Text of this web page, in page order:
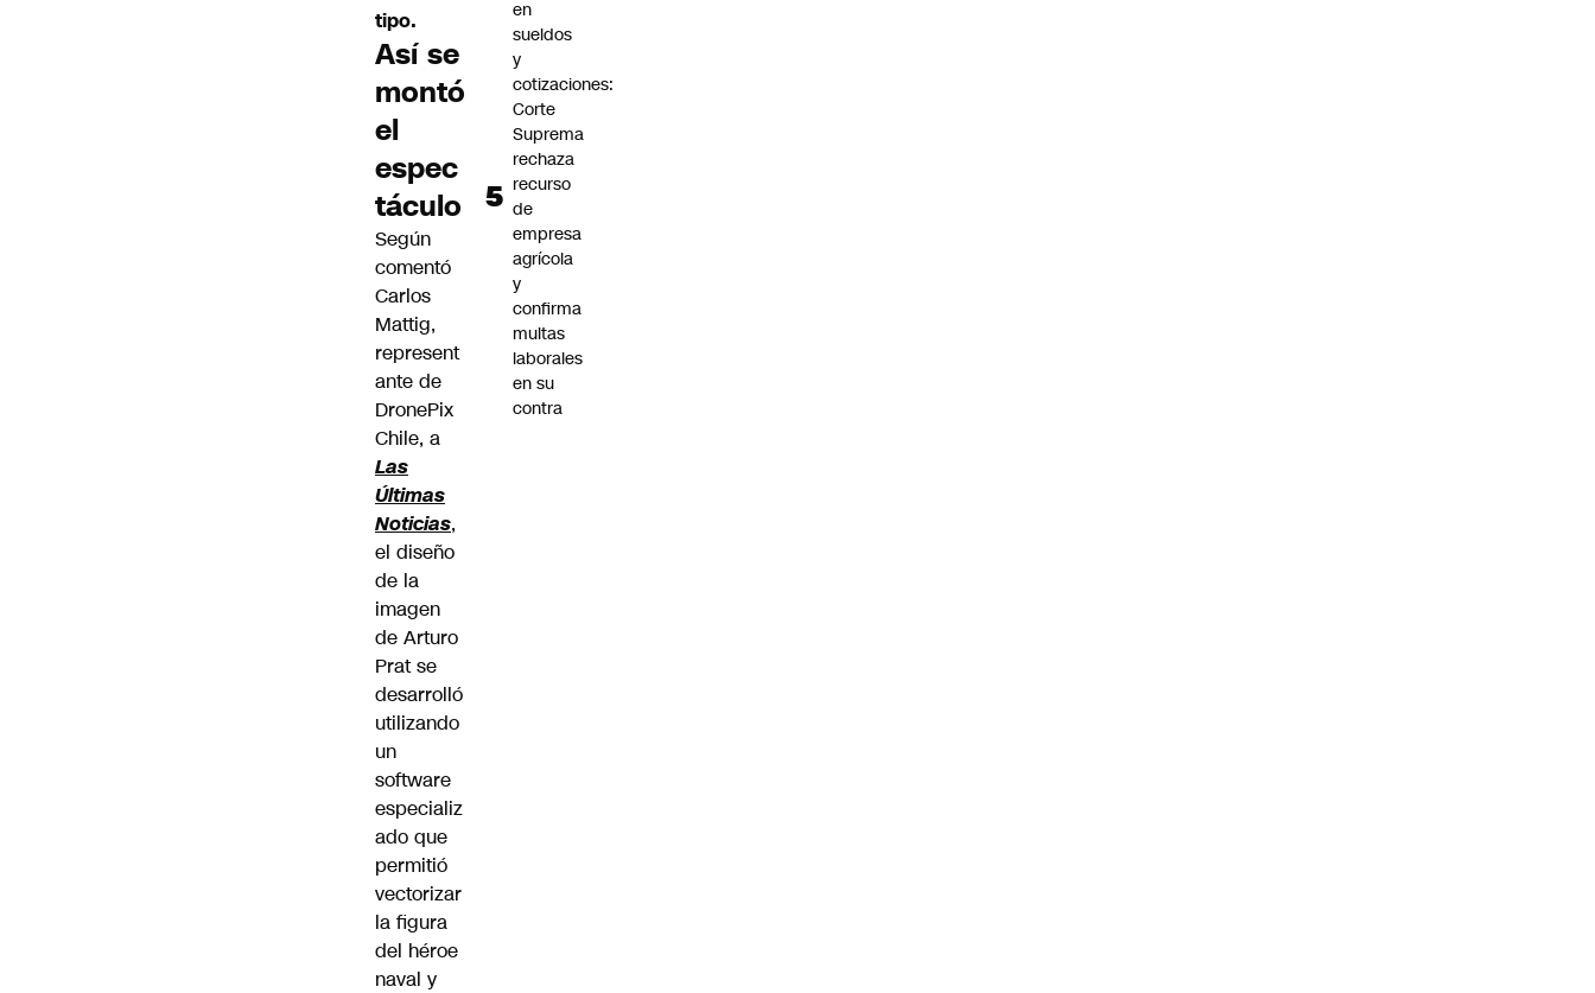
tipo.
Así se
montó
el
espec
táculo
Según
comentó
Carlos
Mattig,
represent
ante de
DronePix
Chile, a
Las
Últimas
Noticias,
el diseño
de la
imagen
de Arturo
Prat se
desarrolló
utilizando
un
software
especializ
ado que
permitió
vectorizar
la figura
del héroe
naval y
en
sueldos
y
cotizaciones:
Corte
Suprema
rechaza
recurso
de
empresa
agrícola
y
confirma
multas
laborales
en su
contra